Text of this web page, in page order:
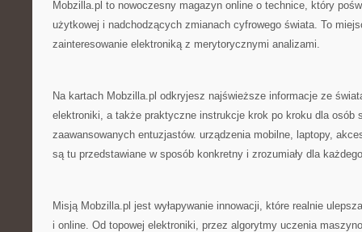
Mobzilla.pl to nowoczesny magazyn online o technice, który
użytkowej i nadchodzących zmianach cyfrowego świata. To
zainteresowanie elektroniką z merytorycznymi analizami.
Na kartach Mobzilla.pl odkryjesz najświeższe informacje ze
elektroniki, a także praktyczne instrukcje krok po kroku dla osób
zaawansowanych entuzjastów. urządzenia mobilne, laptopy,
są tu przedstawiane w sposób konkretny i zrozumiały dla
Misją Mobzilla.pl jest wyłapywanie innowacji, które realnie
i online. Od topowej elektroniki, przez algorytmy uczenia